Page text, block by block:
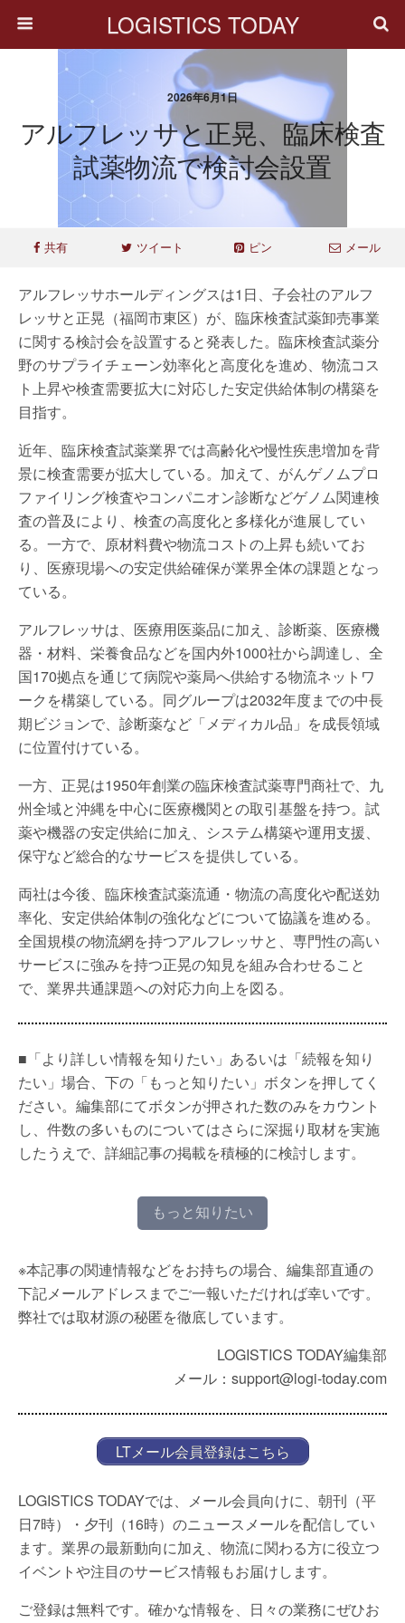
LOGISTICS TODAY
2026年6月1日
アルフレッサと正晃、臨床検査
試薬物流で検討会設置
共有 ツイート ピン メール
アルフレッサホールディングスは1日、子会社のアルフ
レッサと正晃（福岡市東区）が、臨床検査試薬卸売事業
に関する検討会を設置すると発表した。臨床検査試薬分
野のサプライチェーン効率化と高度化を進め、物流コス
ト上昇や検査需要拡大に対応した安定供給体制の構築を
目指す。
近年、臨床検査試薬業界では高齢化や慢性疾患増加を背
景に検査需要が拡大している。加えて、がんゲノムプロ
ファイリング検査やコンパニオン診断などゲノム関連検
査の普及により、検査の高度化と多様化が進展してい
る。一方で、原材料費や物流コストの上昇も続いてお
り、医療現場への安定供給確保が業界全体の課題となっ
ている。
アルフレッサは、医療用医薬品に加え、診断薬、医療機
器・材料、栄養食品などを国内外1000社から調達し、全
国170拠点を通じて病院や薬局へ供給する物流ネットワ
ークを構築している。同グループは2032年度までの中長
期ビジョンで、診断薬など「メディカル品」を成長領域
に位置付けている。
一方、正晃は1950年創業の臨床検査試薬専門商社で、九
州全域と沖縄を中心に医療機関との取引基盤を持つ。試
薬や機器の安定供給に加え、システム構築や運用支援、
保守など総合的なサービスを提供している。
両社は今後、臨床検査試薬流通・物流の高度化や配送効
率化、安定供給体制の強化などについて協議を進める。
全国規模の物流網を持つアルフレッサと、専門性の高い
サービスに強みを持つ正晃の知見を組み合わせること
で、業界共通課題への対応力向上を図る。
■「より詳しい情報を知りたい」あるいは「続報を知り
たい」場合、下の「もっと知りたい」ボタンを押してく
ださい。編集部にてボタンが押された数のみをカウント
し、件数の多いものについてはさらに深掘り取材を実施
したうえで、詳細記事の掲載を積極的に検討します。
もっと知りたい
※本記事の関連情報などをお持ちの場合、編集部直通の
下記メールアドレスまでご一報いただければ幸いです。
弊社では取材源の秘匿を徹底しています。
LOGISTICS TODAY編集部
メール：support@logi-today.com
LTメール会員登録はこちら
LOGISTICS TODAYでは、メール会員向けに、朝刊（平
日7時）・夕刊（16時）のニュースメールを配信してい
ます。業界の最新動向に加え、物流に関わる方に役立つ
イベントや注目のサービス情報もお届けします。
ご登録は無料です。確かな情報を、日々の業務にぜひお